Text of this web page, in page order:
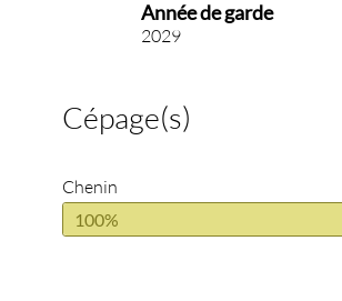
Année de garde
2029
Cépage(s)
Chenin
100%